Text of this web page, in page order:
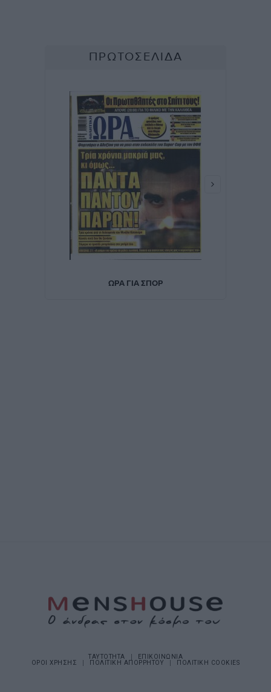
ΤΑΥΤΟΤΗΤΑ
ΕΠΙΚΟΙΝΩΝΙΑ
ΟΡΟΙ ΧΡΗΣΗΣ
ΠΟΛΙΤΙΚΗ ΑΠΟΡΡΗΤΟΥ ΠΟΛΙΤΙΚΗ COOKIES